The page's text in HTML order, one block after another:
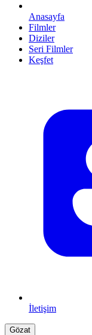
Anasayfa
Filmler
Diziler
Seri Filmler
Keşfet
İletişim
Gözat